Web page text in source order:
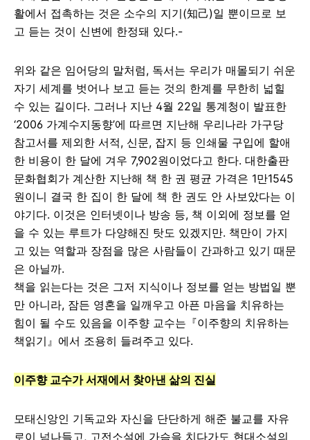
활에서 접촉하는 것은 소수의 지기(知己)일 뿐이므로 보
고 듣는 것이 신변에 한정돼 있다.-
위와 같은 임어당의 말처럼, 독서는 우리가 매몰되기 쉬운
자기 세계를 벗어나 보고 듣는 것의 한계를 무한히 넓힐
수 있는 길이다. 그러나 지난 4월 22일 통계청이 발표한
‘2006 가계수지동향’에 따르면 지난해 우리나라 가구당
참고서를 제외한 서적, 신문, 잡지 등 인쇄물 구입에 할애
한 비용이 한 달에 겨우 7,902원이었다고 한다. 대한출판
문화협회가 계산한 지난해 책 한 권 평균 가격은 1만1545
원이니 결국 한 집이 한 달에 책 한 권도 안 사보았다는 이
야기다. 이것은 인터넷이나 방송 등, 책 이외에 정보를 얻
을 수 있는 루트가 다양해진 탓도 있겠지만. 책만이 가지
고 있는 역할과 장점을 많은 사람들이 간과하고 있기 때문
은 아닐까.
책을 읽는다는 것은 그저 지식이나 정보를 얻는 방법일 뿐
만 아니라, 잠든 영혼을 일깨우고 아픈 마음을 치유하는
힘이 될 수도 있음을 이주향 교수는『이주향의 치유하는
책읽기』에서 조용히 들려주고 있다.
이주향 교수가 서재에서 찾아낸 삶의 진실
모태신앙인 기독교와 자신을 단단하게 해준 불교를 자유
로이 넘나들고, 고전소설에 가슴을 치다가도 현대소설의